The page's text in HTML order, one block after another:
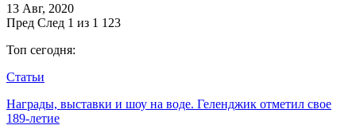
13 Авг, 2020
Пред След 1 из 1 123
Топ сегодня:
Статьи
Награды, выставки и шоу на воде. Геленджик отметил свое
189-летие